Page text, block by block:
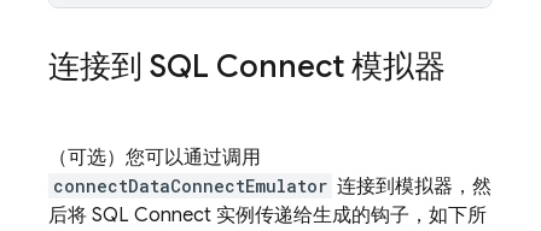
连接到 SQL Connect模拟器
（可选）您可以通过调用
connectDataConnectEmulator 连接到模拟器，然
后将 SQL Connect 实例传递给生成的钩子，如下所